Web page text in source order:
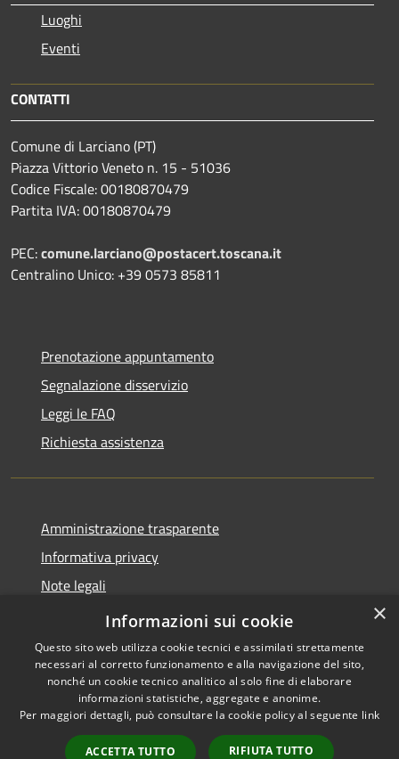
Luoghi
Eventi
CONTATTI
Comune di Larciano (PT)
Piazza Vittorio Veneto n. 15 - 51036
Codice Fiscale: 00180870479
Partita IVA: 00180870479
PEC:comune.larciano@postacert.toscana.it
Centralino Unico: +39 0573 85811
Prenotazione appuntamento
Segnalazione disservizio
Leggi le FAQ
Richiesta assistenza
Amministrazione trasparente
Informativa privacy
Note legali
Dichiarazione di accessibilità
Accessibilità
Copyright © 2026 • Comune di
Larciano • Powered by
Municipium•
Accesso
×
Informazioni sui cookie
Questo sito web utilizza cookie tecnici e assimilati strettamente
necessari al corretto funzionamento e alla navigazione del sito,
nonché un cookie tecnico analitico al solo fine di elaborare
informazioni statistiche, aggregate e anonime.
Per maggiori dettagli, può consultare la cookie policy al seguente link
ACCETTA TUTTO RIFIUTA TUTTO